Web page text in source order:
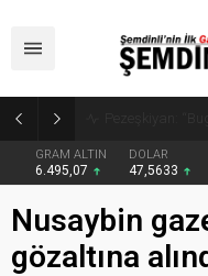
GRAM ALTIN
6.495,07
DOLAR
47,5633
Nusaybin
gözaltına